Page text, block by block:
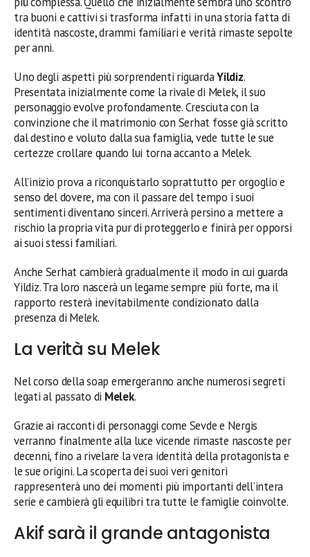
tra buoni e cattivi si trasforma infatti in una storia fatta di
identità nascoste, drammi familiari e verità rimaste sepolte
per anni.
Uno degli aspetti più sorprendenti riguardaYildiz.
Presentata inizialmente come la rivale di Melek, il suo
personaggio evolve profondamente. Cresciuta con la
convinzione che il matrimonio con Serhat fosse già scritto
dal destino e voluto dalla sua famiglia, vede tutte le sue
certezze crollare quando lui torna accanto a Melek.
All’inizio prova a riconquistarlo soprattutto per orgoglio e
senso del dovere, ma con il passare del tempo i suoi
sentimenti diventano sinceri. Arriverà persino a mettere a
rischio la propria vita pur di proteggerlo e finirà per opporsi
ai suoi stessi familiari.
Anche Serhat cambierà gradualmente il modo in cui guarda
Yildiz. Tra loro nascerà un legame sempre più forte, ma il
rapporto resterà inevitabilmente condizionato dalla
presenza di Melek.
La verità su Melek
Nel corso della soap emergeranno anche numerosi segreti
legati al passato di Melek.
Grazie ai racconti di personaggi come Sevde e Nergis
verranno finalmente alla luce vicende rimaste nascoste per
decenni, fino a rivelare la vera identità della protagonista e
le sue origini. La scoperta dei suoi veri genitori
rappresenterà uno dei momenti più importanti dell’intera
serie e cambierà gli equilibri tra tutte le famiglie coinvolte.
Akif sarà il grande antagonista